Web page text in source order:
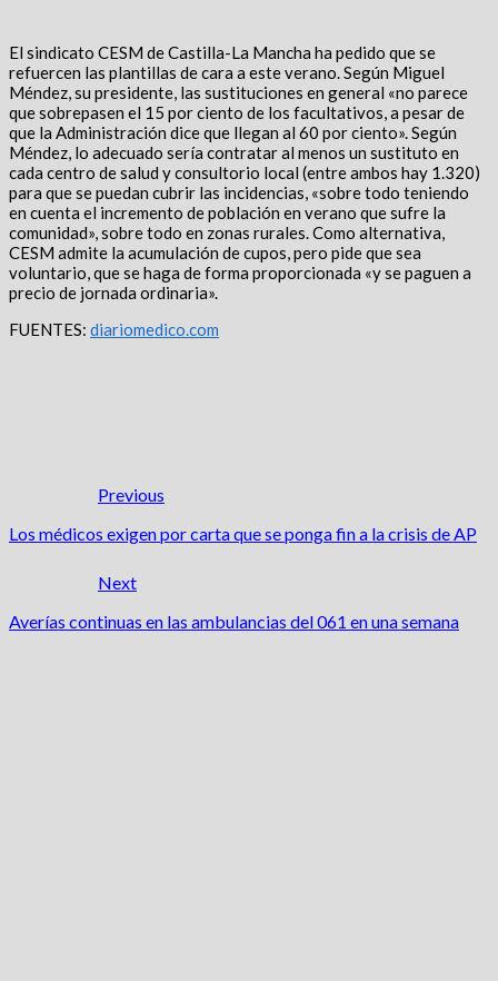
El sindicato CESM de Castilla-La Mancha ha pedido que se
refuercen las plantillas de cara a este verano. Según Miguel
Méndez, su presidente, las sustituciones en general «no parece
que sobrepasen el 15 por ciento de los facultativos, a pesar de
que la Administración dice que llegan al 60 por ciento». Según
Méndez, lo adecuado sería contratar al menos un sustituto en
cada centro de salud y consultorio local (entre ambos hay 1.320)
para que se puedan cubrir las incidencias, «sobre todo teniendo
en cuenta el incremento de población en verano que sufre la
comunidad», sobre todo en zonas rurales. Como alternativa,
CESM admite la acumulación de cupos, pero pide que sea
voluntario, que se haga de forma proporcionada «y se paguen a
precio de jornada ordinaria».
FUENTES: diariomedico.com
Previous
Los médicos exigen por carta que se ponga fin a la crisis de AP
Next
Averías continuas en las ambulancias del 061 en una semana